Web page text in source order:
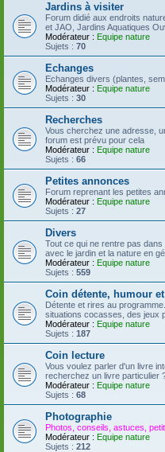
Jardins à visiter
Forum didié aux endroits
et JAO, Jardins Aquatiques
Modérateur : Equipe nature
Sujets : 70
Echanges
Echanges divers (plantes,
Modérateur : Equipe nature
Sujets : 30
Recherches
Vous cherchez une adresse,
forum est prévu pour cela
Modérateur : Equipe nature
Sujets : 66
Petites annonces
Forum reprenant les petites
Modérateur : Equipe nature
Sujets : 27
Divers
Tout ce qui ne rentre pas
avec le jardin et la nature en
Modérateur : Equipe nature
Sujets : 559
Coin détente, humour
Détente et rires au
situations cocasses, des jeux
Modérateur : Equipe nature
Sujets : 187
Coin lecture
Vous voulez parler d'un livre
recherchez un livre particulier
Modérateur : Equipe nature
Sujets : 68
Photographie
Photos, conseils, astuces,
Modérateur : Equipe nature
Sujets : 212